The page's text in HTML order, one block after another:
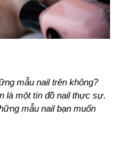
mẫu nail trên không?
là một tín đồ nail thực sự.
mẫu nail bạn muốn